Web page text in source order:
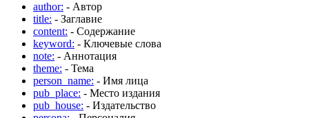
author: - Автор
title: - Заглавие
content: - Содержание
keyword: - Ключевые слова
note: - Аннотация
theme: - Тема
person_name: - Имя лица
pub_place: - Место издания
pub_house: - Издательство